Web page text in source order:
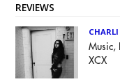
REVIEWS
CHARLI
Music,
XCX